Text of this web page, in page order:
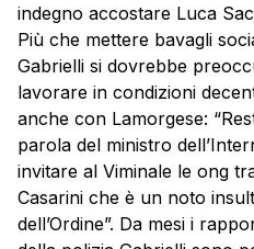
indegno accostare Luca
Più che mettere bavagli
Gabrielli si dovrebbe
lavorare in condizioni
anche con Lamorgese:
parola del ministro
invitare al Viminale le ong
Casarini che è un noto
dell’Ordine”. Da mesi i